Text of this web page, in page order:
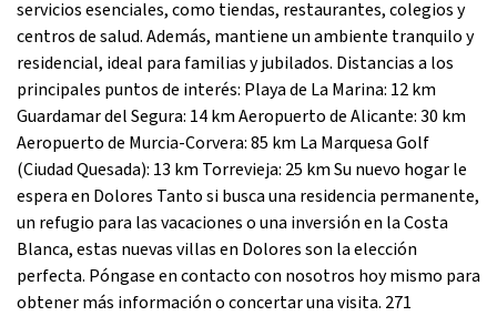
servicios esenciales, como tiendas, restaurantes, colegios y
centros de salud. Además, mantiene un ambiente tranquilo y
residencial, ideal para familias y jubilados. Distancias a los
principales puntos de interés: Playa de La Marina: 12 km
Guardamar del Segura: 14 km Aeropuerto de Alicante: 30 km
Aeropuerto de Murcia-Corvera: 85 km La Marquesa Golf
(Ciudad Quesada): 13 km Torrevieja: 25 km Su nuevo hogar le
espera en Dolores Tanto si busca una residencia permanente,
un refugio para las vacaciones o una inversión en la Costa
Blanca, estas nuevas villas en Dolores son la elección
perfecta. Póngase en contacto con nosotros hoy mismo para
obtener más información o concertar una visita. 271